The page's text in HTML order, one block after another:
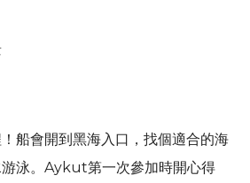
船會開到黑海入口，找個適合的海
泳。Aykut第一次參加時開心得